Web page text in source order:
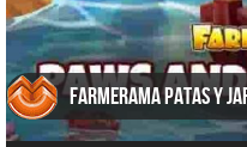
Farmerama Patas y